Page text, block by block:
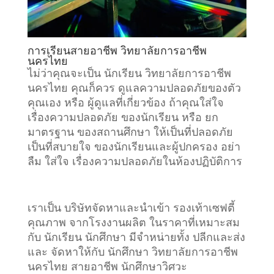
การเรียนสายอาชีพ วิทยาลัยการอาชีพ
นครไทย
ไม่ว่าคุณจะเป็น นักเรียน วิทยาลัยการอาชีพ
นครไทย คุณก็ควร ดูแลความปลอดภัยของตัว
คุณเอง หรือ ผู้ดูแลที่เกี่ยวข้อง ถ้าคุณใส่ใจ
เรื่องความปลอดภัย ของนักเรียน หรือ ยก
มาตรฐาน ของสถานศึกษา ให้เป็นที่ปลอดภัย
เป็นที่สบายใจ ของนักเรียนและผู้ปกครอง อย่า
ลืม ใส่ใจ เรื่องความปลอดภัยในห้องปฏิบัติการ
เราเป็น บริษัทจัดหาและนำเข้า รองเท้าเซฟตี้
คุณภาพ จากโรงงานผลิต ในราคาที่เหมาะสม
กับ นักเรียน นักศึกษา มีจำหน่ายทั้ง ปลีกและส่ง
และ จัดหาให้กับ นักศึกษา วิทยาลัยการอาชีพ
นครไทย สายอาชีพ นักศึกษาวิศวะ